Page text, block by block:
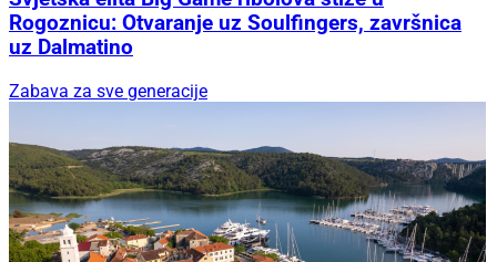
Rogoznicu: Otvaranje uz Soulfingers, završnica
uz Dalmatino
Zabava za sve generacije